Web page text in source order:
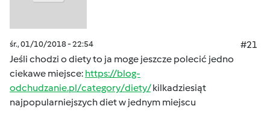
śr., 01/10/2018 - 22:54
#21
Jeśli chodzi o diety to ja moge jeszcze polecić jedno
ciekawe miejsce: https://blog-
odchudzanie.pl/category/diety/kilkadziesiąt
najpopularniejszych diet w jednym miejscu